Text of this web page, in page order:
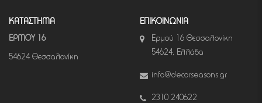
ΚΑΤΑΣΤΗΜΑ
ΕΡΜΟΥ 16
54624 Θεσσαλονίκη
ΕΠΙΚΟΙΝΩΝΙΑ
Ερμού 16 Θεσσαλονίκη
54624, Ελλάδα
info@decorseasons.gr
2310 240622